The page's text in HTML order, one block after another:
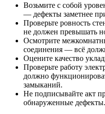
Возьмите с собой
— дефекты заметнее
Проверьте ровность
не должен превышать
Осмотрите
соединения — всё
Оцените качество
Проверьте работу
должно
замыканий.
Не подписывайте акт
обнаруженные дефекты.